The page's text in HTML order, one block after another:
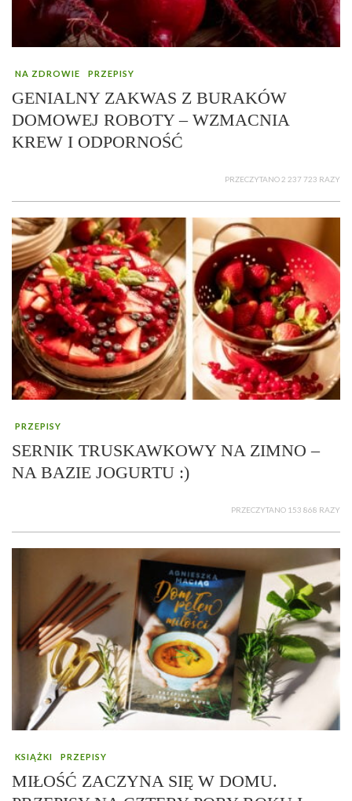
NA ZDROWIE PRZEPISY
GENIALNY ZAKWAS Z BURAKÓW
DOMOWEJ ROBOTY – WZMACNIA
KREW I ODPORNOŚĆ
PRZECZYTANO 2 237 723 RAZY
PRZEPISY
SERNIK TRUSKAWKOWY NA ZIMNO –
NA BAZIE JOGURTU :)
PRZECZYTANO 153 868 RAZY
KSIĄŻKI PRZEPISY
MIŁOŚĆ ZACZYNA SIĘ W DOMU.